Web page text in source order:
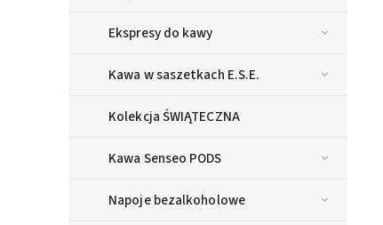
Ekspresy do kawy
Kawa w saszetkach E.S.E.
Kolekcja ŚWIĄTECZNA
Kawa Senseo PODS
Napoje bezalkoholowe